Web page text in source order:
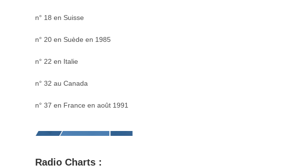
n° 18 en Suisse
n° 20 en Suède en 1985
n° 22 en Italie
n° 32 au Canada
n° 37 en France en août 1991
Radio Charts :